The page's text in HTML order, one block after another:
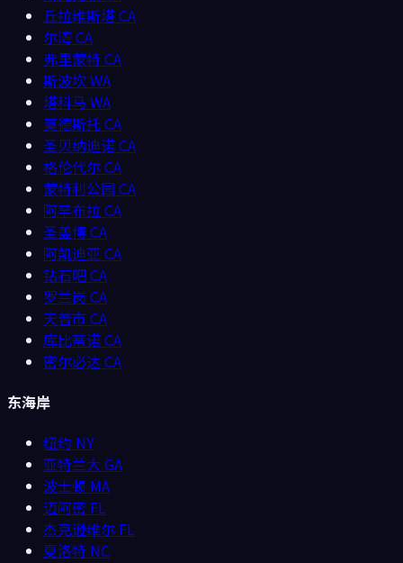
丘拉维斯塔CA
尔湾CA
弗里蒙特 CA
斯波坎WA
塔科马 WA
莫德斯托 CA
圣贝纳迪诺CA
格伦代尔CA
蒙特利公园 CA
阿罕布拉CA
圣盖博CA
阿凯迪亚 CA
钻石吧CA
罗兰岗 CA
天普市 CA
库比蒂诺CA
密尔必达 CA
东海岸
纽约 NY
亚特兰大 GA
波士顿 MA
迈阿密 FL
杰克逊维尔 FL
夏洛特 NC